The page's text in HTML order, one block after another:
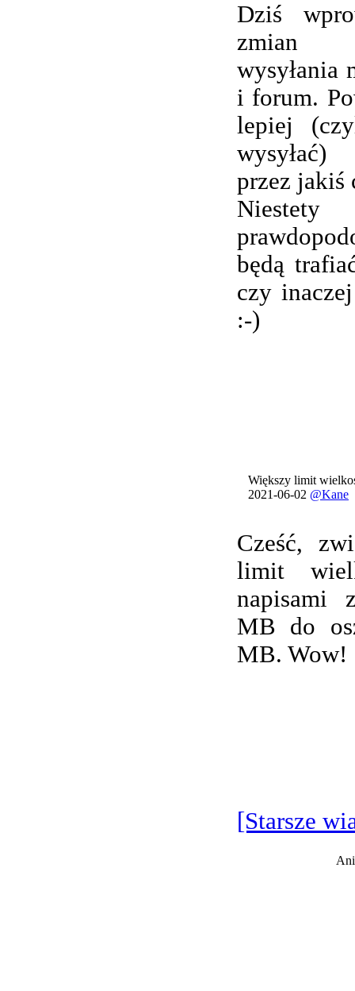
Dziś
zmian
wysyłania
i forum.
lepiej
przez jakiś
będą
czy
:-)
Większy limit
2021-06-02 @Kane
Cześć,
limit
napisami
MB do
MB. Wow!
[Starsze